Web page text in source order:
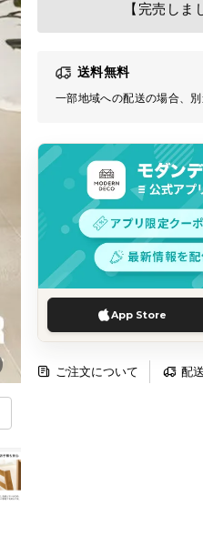
【完売しま
送料無料
一部地域への配送の場合、
App Store
ご注文について 配